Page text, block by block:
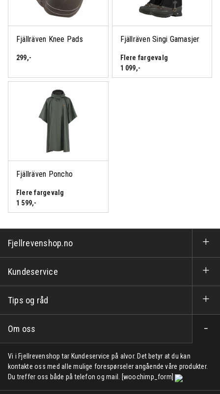
Fjällräven Knee Pads
299,-
Fjällräven Singi Gamasjer
Flere fargevalg
1 099,-
Fjällräven Poncho
Flere fargevalg
1 599,-
Fjellrevenshop.no
Kundeservice
Tips og råd
Om oss
Vi i Fjellrevenshop tar Kundeservice på alvor. Det betyr at du kan
kontakte oss med alle mulige forespørseler angående våre produkter.
Du treffer oss både på telefon og mail. [woochimp_form]